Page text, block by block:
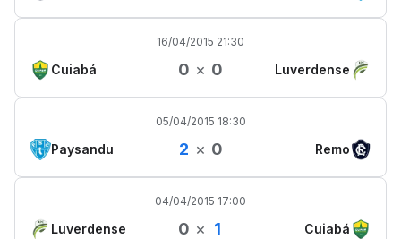
16/04/2015 21:30
Cuiabá 0 × 0 Luverdense
05/04/2015 18:30
Paysandu 2 × 0 Remo
04/04/2015 17:00
Luverdense 0 × 1 Cuiabá